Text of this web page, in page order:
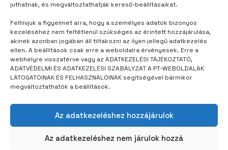
juthatnak, és megváltoztathatják kereső-beállításaikat.
Felhívjuk a figyelmet arra, hogy a személyes adatok bizonyos
kezeléséhez nem feltétlenül szükséges az érintett hozzájárulása,
akinek azonban jogában áll tiltakozni az ilyen jellegű adatkezelés
ellen. A beállítások csak erre a weboldalra érvényesek. Erre a
webhelyre visszatérve vagy az ADATKEZELÉSI TÁJÉKOZTATÓ,
ADATVÉDELMI ÉS ADATKEZELÉSI SZABÁLYZAT A PT-WEBOLDALAK
LÁTOGATÓINAK ÉS FELHASZNÁLÓINAK segítségével bármikor
megváltoztathatók a beállítások.
Az adatkezeléshez hozzájárulok
Az adatkezeléshez nem járulok hozzá
Divatbemutató talált tárgyakból